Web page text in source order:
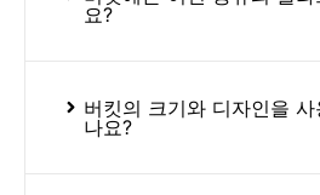
요?
버킷의 크기와 디자인을
나요?